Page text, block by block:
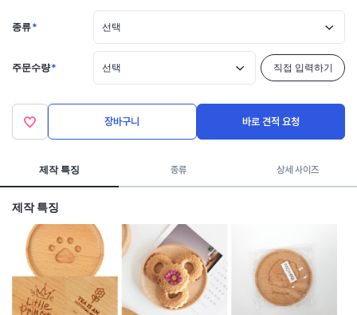
종류* 선택
주문수량* 선택 직접 입력하기
장바구니 바로 견적 요청
제작 특징 종류 상세 사이즈
제작 특징